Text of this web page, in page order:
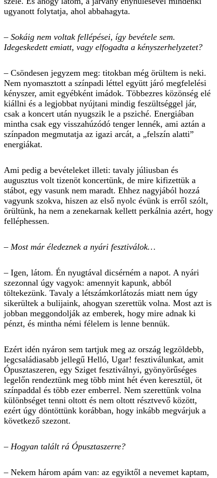
ugyanott folytatja, ahol abbahagyta.
– Sokáig nem voltak fellépései, így bevétele sem.
Idegeskedett ­emiatt, vagy elfogadta a kényszerhelyzetet?
– Csöndesen jegyzem meg: titokban még örültem is neki.
Nem nyomasztott a színpadi léttel együtt járó megfelelési
kényszer, amit egyébként imádok. Többezres közönség elé
kiállni és a legjobbat nyújtani mindig feszültséggel jár,
csak a koncert után nyugszik le a psziché. Energiában
mintha csak egy visszahúzódó tenger lennék, ami aztán a
színpadon megmutatja az igazi arcát, a „felszín alatti”
energiákat.
Ami pedig a bevételeket illeti: tavaly júliusban és
augusztus volt tizenöt koncertünk, de mire kifizettük a
stábot, egy vasunk nem maradt. Ehhez nagyjából hozzá
vagyunk szokva, hiszen az első nyolc évünk is erről szólt,
örültünk, ha nem a zenekarnak kellett perkálnia azért, hogy
felléphessen.
– Most már éledeznek a nyári fesztiválok…
– Igen, látom. Én nyugtával dicsérném a napot. A nyári
szezonnal úgy vagyok: amennyit kapunk, abból
töltekezünk. Tavaly a létszámkorlátozás miatt nem úgy
sikerültek a bulijaink, ahogyan szerettük volna. Most azt is
jobban meggondolják az emberek, hogy mire adnak ki
pénzt, és mintha némi félelem is lenne bennük.
Ezért idén nyáron sem tartjuk meg az ország legzöldebb,
legcsaládiasabb jellegű Helló, Ugar! fesztiválunkat, amit
Ópusztaszeren, egy Sziget fesztiválnyi, gyö­nyörűséges
legelőn rendeztünk meg több mint hét éven keresztül, öt
színpaddal és több ezer emberrel. Nem szerettünk volna
különbséget tenni oltott és nem oltott résztvevő között,
ezért úgy döntöttünk korábban, hogy inkább megvárjuk a
következő szezont.
– Hogyan talált rá Ópusztaszerre?
– Nekem három apám van: az egyiktől a nevemet kaptam,